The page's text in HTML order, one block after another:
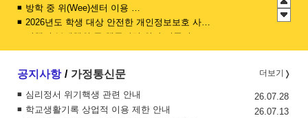
익산교육지원청 진로·진학 상담 프로그램(4월) 안내
청소년 도박예방 카드뉴스
관행적 부패행위 등 행동강령 위반 집중신고기간 운영
2026년도 학생 대상 안전한 개인정보보호 사례 공모전
방학 중 위(Wee)센터 이용 안내문
2026 학생 성장 지원 학부모 아카데미 운영
공지사항 더보기
심리정서 위기핵생 관련 안내
26.07.28
학교생활기록 상업적 이용 제한 안내
26.07.13
가정통신문